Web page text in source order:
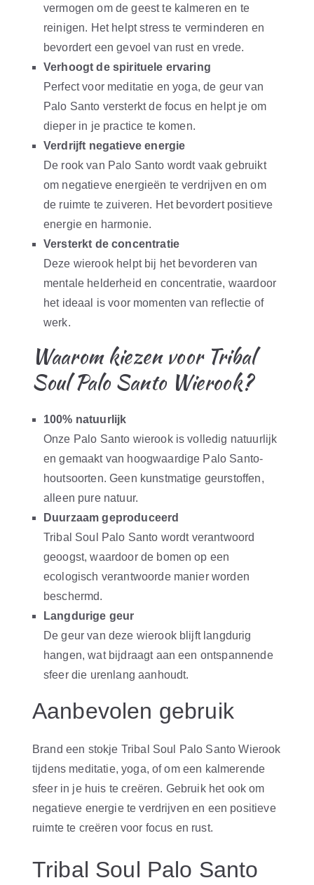
vermogen om de geest te kalmeren en te
reinigen. Het helpt stress te verminderen en
bevordert een gevoel van rust en vrede.
Verhoogt de spirituele ervaring
Perfect voor meditatie en yoga, de geur van
Palo Santo versterkt de focus en helpt je om
dieper in je practice te komen.
Verdrijft negatieve energie
De rook van Palo Santo wordt vaak gebruikt
om negatieve energieën te verdrijven en om
de ruimte te zuiveren. Het bevordert positieve
energie en harmonie.
Versterkt de concentratie
Deze wierook helpt bij het bevorderen van
mentale helderheid en concentratie, waardoor
het ideaal is voor momenten van reflectie of
werk.
Waarom kiezen voor Tribal
Soul Palo Santo Wierook?
100% natuurlijk
Onze Palo Santo wierook is volledig natuurlijk
en gemaakt van hoogwaardige Palo Santo-
houtsoorten. Geen kunstmatige geurstoffen,
alleen pure natuur.
Duurzaam geproduceerd
Tribal Soul Palo Santo wordt verantwoord
geoogst, waardoor de bomen op een
ecologisch verantwoorde manier worden
beschermd.
Langdurige geur
De geur van deze wierook blijft langdurig
hangen, wat bijdraagt aan een ontspannende
sfeer die urenlang aanhoudt.
Aanbevolen gebruik
Brand een stokje Tribal Soul Palo Santo Wierook
tijdens meditatie, yoga, of om een kalmerende
sfeer in je huis te creëren. Gebruik het ook om
negatieve energie te verdrijven en een positieve
ruimte te creëren voor focus en rust.
Tribal Soul Palo Santo